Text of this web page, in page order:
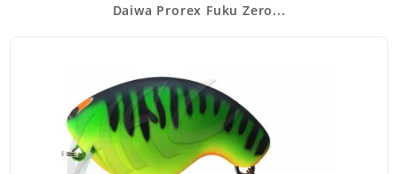
Daiwa Prorex Fuku Zero...